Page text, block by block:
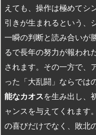
えても、操作は極めてシ
引きが生まれるという、
一瞬の判断と読み合いが
るで長年の努力が報われ
されます。その一方で、
った「大乱闘」ならでは
能なカオスを生み出し、
ャンスを与えてくれます
の喜びだけでなく、敗北